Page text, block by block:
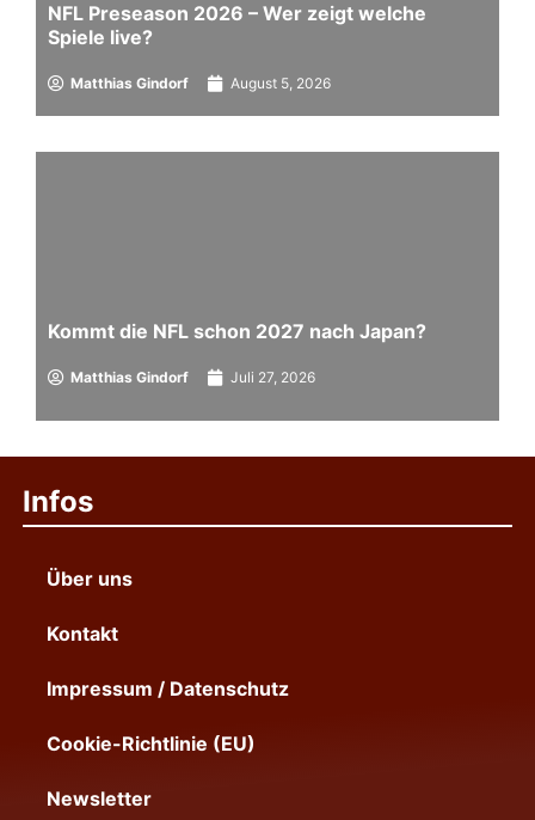
NFL Preseason 2026 – Wer zeigt welche
Spiele live?
Matthias Gindorf August 5, 2026
Kommt die NFL schon 2027 nach Japan?
Matthias Gindorf Juli 27, 2026
Infos
Über uns
Kontakt
Impressum / Datenschutz
Cookie-Richtlinie (EU)
Newsletter